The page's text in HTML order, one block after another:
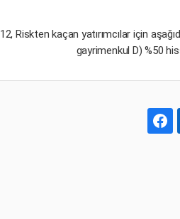
12, Riskten kaçan yatırımcılar için
gayrimenkul D) %50